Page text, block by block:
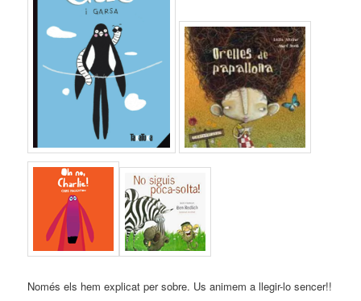
Només els hem explicat per sobre. Us animem a llegir-lo sencer!!